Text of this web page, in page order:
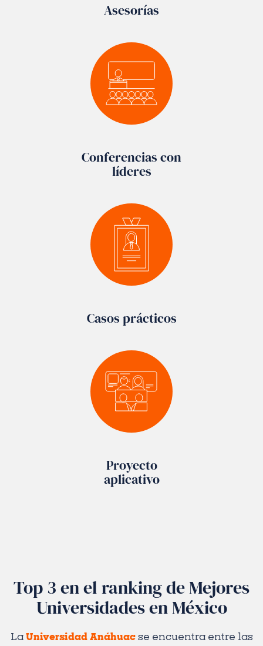
Asesorías
Conferencias con
líderes
Casos prácticos
Proyecto
aplicativo
Top 3 en el ranking de Mejores
Universidades en México
La Universidad Anáhuacse encuentra entre las